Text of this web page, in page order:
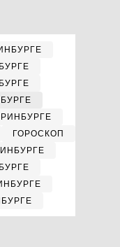
ГОРОСКОП